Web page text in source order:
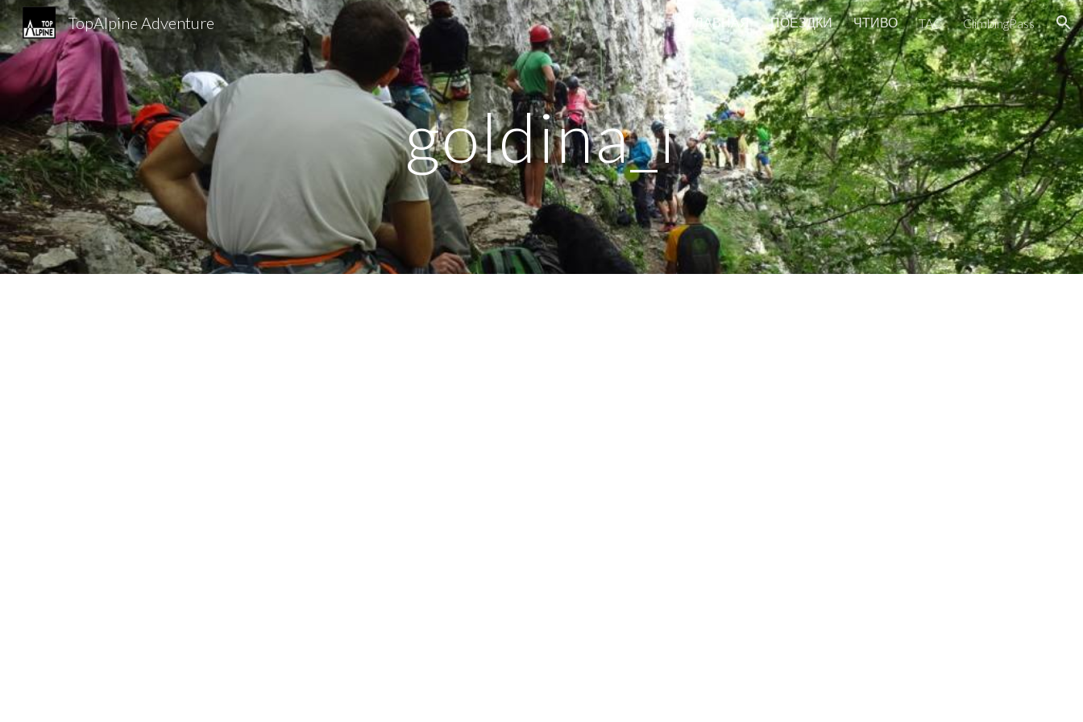
Skip to main content Skip to navigation
TopAlpine Adventure ГЛАВНАЯ ПОЕЗДКИ ЧТИВО TAC ClimbingPass
goldina_i